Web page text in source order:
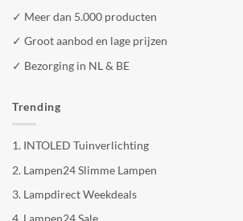
✓ Meer dan 5.000 producten
✓ Groot aanbod en lage prijzen
✓ Bezorging in NL & BE
Trending
1. INTOLED Tuinverlichting
2. Lampen24 Slimme Lampen
3. Lampdirect Weekdeals